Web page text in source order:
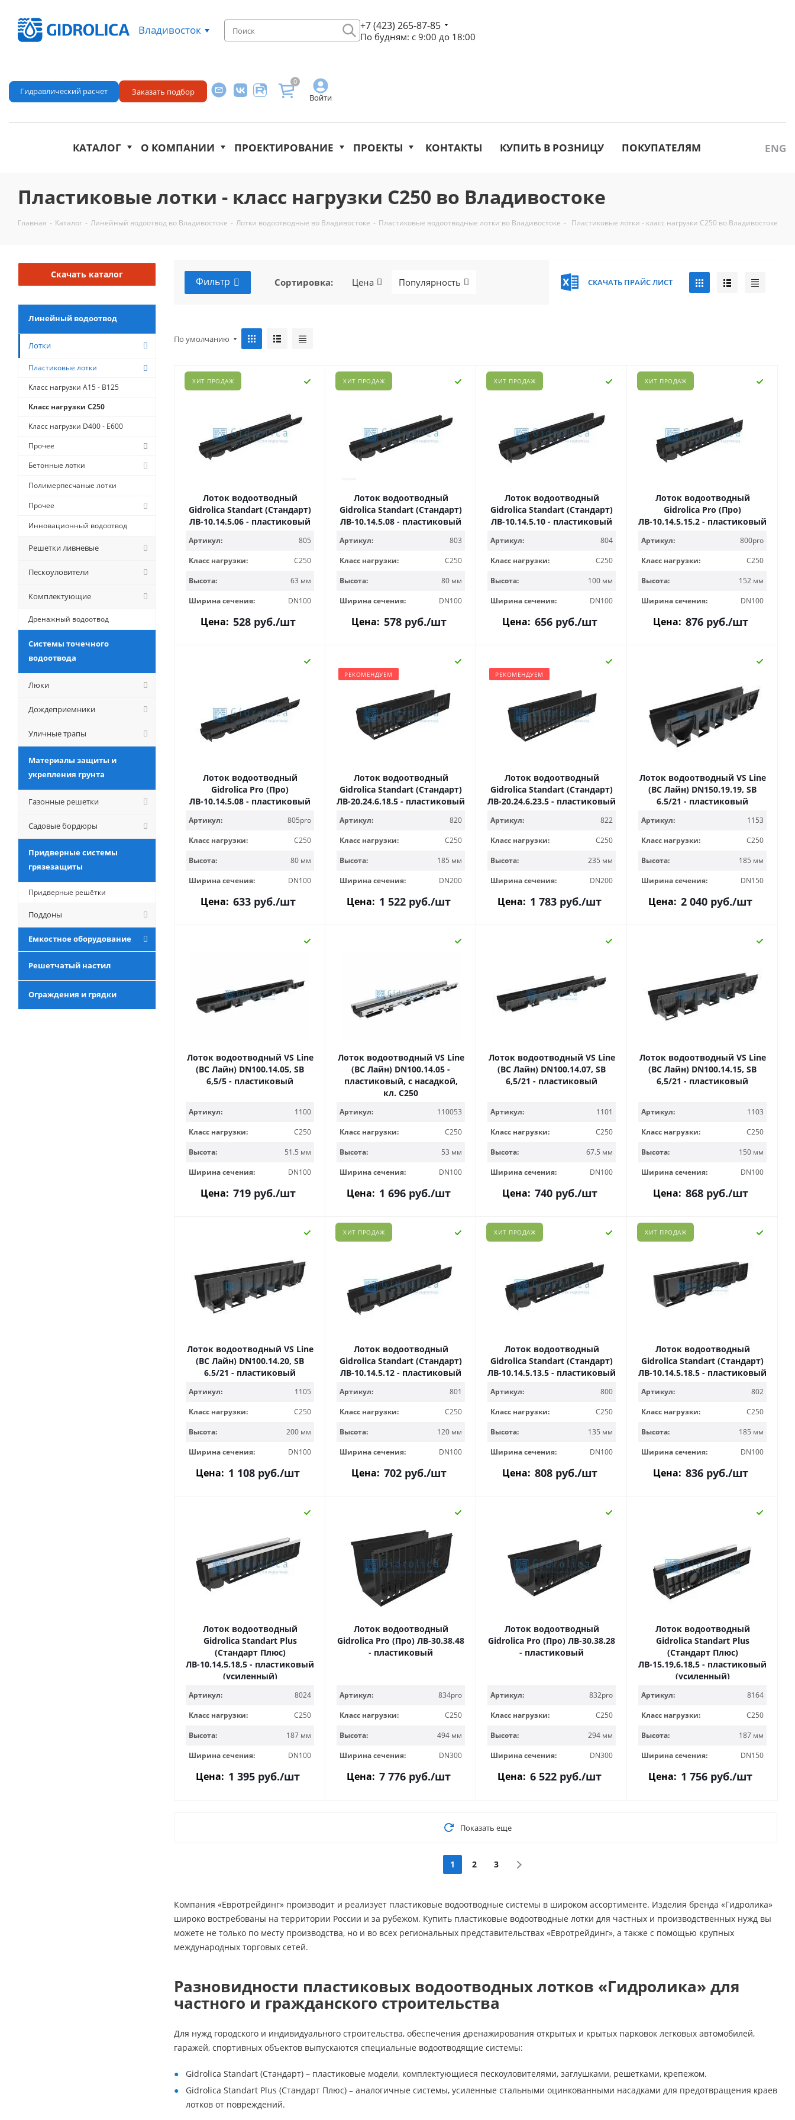
Владивосток +7 (423) 265-87-85
По будням: с 9:00 до 18:00
Войти
0
Гидравлический расчет Заказать подбор
КАТАЛОГ О КОМПАНИИ ПРОЕКТИРОВАНИЕ ПРОЕКТЫ КОНТАКТЫ КУПИТЬ В РОЗНИЦУ ПОКУПАТЕЛЯМ ENG
Пластиковые лотки - класс нагрузки C250 во Владивостоке
Главная - Каталог - Линейный водоотвод во Владивостоке - Лотки водоотводные во Владивостоке - Пластиковые водоотводные лотки во Владивостоке - Пластиковые лотки - класс нагрузки C250 во Владивостоке
Фильтр Сортировка: Цена Популярность СКАЧАТЬ ПРАЙС ЛИСТ
По умолчанию
ХИТ ПРОДАЖ
Лоток водоотводный
Gidrolica Standart (Стандарт)
ЛВ-10.14,5.06 - пластиковый
Артикул:
805
Класс нагрузки:
C250
Высота:
63 мм
Ширина сечения:
DN100
Цена: 528руб./шт
ХИТ ПРОДАЖ
Лоток водоотводный
Gidrolica Standart (Стандарт)
ЛВ-10.14,5.08 - пластиковый
Артикул:
803
Класс нагрузки:
C250
Высота:
80 мм
Ширина сечения:
DN100
Цена: 578руб./шт
ХИТ ПРОДАЖ
Лоток водоотводный
Gidrolica Standart (Стандарт)
ЛВ-10.14,5.10 - пластиковый
Артикул:
804
Класс нагрузки:
C250
Высота:
100 мм
Ширина сечения:
DN100
Цена: 656руб./шт
ХИТ ПРОДАЖ
Лоток водоотводный
Gidrolica Pro (Про)
ЛВ-10.14,5.15,2 - пластиковый
Артикул:
800pro
Класс нагрузки:
C250
Высота:
152 мм
Ширина сечения:
DN100
Цена: 876руб./шт
Лоток водоотводный
Gidrolica Pro (Про)
ЛВ-10.14,5.08 - пластиковый
Артикул:
805pro
Класс нагрузки:
C250
Высота:
80 мм
Ширина сечения:
DN100
Цена: 633руб./шт
РЕКОМЕНДУЕМ
Лоток водоотводный
Gidrolica Standart (Стандарт)
ЛВ-20.24,6.18,5 - пластиковый
Артикул:
820
Класс нагрузки:
C250
Высота:
185 мм
Ширина сечения:
DN200
Цена: 1 522 руб./шт
РЕКОМЕНДУЕМ
Лоток водоотводный
Gidrolica Standart (Стандарт)
ЛВ-20.24,6.23,5 - пластиковый
Артикул:
822
Класс нагрузки:
C250
Высота:
235 мм
Ширина сечения:
DN200
Цена: 1 783 руб./шт
Лоток водоотводный VS Line
(ВС Лайн) DN150.19.19, SB
6,5/21 - пластиковый
Артикул:
1153
Класс нагрузки:
C250
Высота:
185 мм
Ширина сечения:
DN150
Цена: 2 040 руб./шт
Лоток водоотводный VS Line
(ВС Лайн) DN100.14.05, SB
6,5/5 - пластиковый
Артикул:
1100
Класс нагрузки:
C250
Высота:
51.5 мм
Ширина сечения:
DN100
Цена: 719руб./шт
Лоток водоотводный VS Line
(ВС Лайн) DN100.14.05 -
пластиковый, с насадкой,
кл. С250
Артикул:
110053
Класс нагрузки:
C250
Высота:
53 мм
Ширина сечения:
DN100
Цена: 1 696 руб./шт
Лоток водоотводный VS Line
(ВС Лайн) DN100.14.07, SB
6,5/21 - пластиковый
Артикул:
1101
Класс нагрузки:
C250
Высота:
67.5 мм
Ширина сечения:
DN100
Цена: 740руб./шт
Лоток водоотводный VS Line
(ВС Лайн) DN100.14.15, SB
6,5/21 - пластиковый
Артикул:
1103
Класс нагрузки:
C250
Высота:
150 мм
Ширина сечения:
DN100
Цена: 868руб./шт
Лоток водоотводный VS Line
(ВС Лайн) DN100.14.20, SB
6,5/21 - пластиковый
Артикул:
1105
Класс нагрузки:
C250
Высота:
200 мм
Ширина сечения:
DN100
Цена: 1 108 руб./шт
ХИТ ПРОДАЖ
Лоток водоотводный
Gidrolica Standart (Стандарт)
ЛВ-10.14,5.12 - пластиковый
Артикул:
801
Класс нагрузки:
C250
Высота:
120 мм
Ширина сечения:
DN100
Цена: 702руб./шт
ХИТ ПРОДАЖ
Лоток водоотводный
Gidrolica Standart (Стандарт)
ЛВ-10.14,5.13,5 - пластиковый
Артикул:
800
Класс нагрузки:
C250
Высота:
135 мм
Ширина сечения:
DN100
Цена: 808руб./шт
ХИТ ПРОДАЖ
Лоток водоотводный
Gidrolica Standart (Стандарт)
ЛВ-10.14,5.18,5 - пластиковый
Артикул:
802
Класс нагрузки:
C250
Высота:
185 мм
Ширина сечения:
DN100
Цена: 836руб./шт
Лоток водоотводный
Gidrolica Standart Plus
(Стандарт Плюс)
ЛВ-10.14,5.18,5 - пластиковый
(усиленный)
Артикул:
8024
Класс нагрузки:
C250
Высота:
187 мм
Ширина сечения:
DN100
Цена: 1 395 руб./шт
Лоток водоотводный
Gidrolica Pro (Про) ЛВ-30.38.48
- пластиковый
Артикул:
834pro
Класс нагрузки:
C250
Высота:
494 мм
Ширина сечения:
DN300
Цена: 7 776 руб./шт
Лоток водоотводный
Gidrolica Pro (Про) ЛВ-30.38.28
- пластиковый
Артикул:
832pro
Класс нагрузки:
C250
Высота:
294 мм
Ширина сечения:
DN300
Цена: 6 522 руб./шт
Лоток водоотводный
Gidrolica Standart Plus
(Стандарт Плюс)
ЛВ-15.19,6.18,5 - пластиковый
(усиленный)
Артикул:
8164
Класс нагрузки:
C250
Высота:
187 мм
Ширина сечения:
DN150
Цена: 1 756 руб./шт
Показать еще
1 2 3
Компания «Евротрейдинг» производит и реализует пластиковые водоотводные системы в широком ассортименте. Изделия бренда «Гидролика»
широко востребованы на территории России и за рубежом. Купить пластиковые водоотводные лотки для частных и производственных нужд вы
можете не только по месту производства, но и во всех региональных представительствах «Евротрейдинг», а также с помощью крупных
международных торговых сетей.
Разновидности пластиковых водоотводных лотков «Гидролика» для
частного и гражданского строительства
Для нужд городского и индивидуального строительства, обеспечения дренажирования открытых и крытых парковок легковых автомобилей,
гаражей, спортивных объектов выпускаются специальные водоотводящие системы:
Gidrolica Standart (Стандарт) – пластиковые модели, комплектующиеся пескоуловителями, заглушками, решетками, крепежом.
Gidrolica Standart Plus (Стандарт Плюс) – аналогичные системы, усиленные стальными оцинкованными насадками для предотвращения краев
лотков от повреждений.
Скачать каталог
Линейный водоотвод
Лотки
Пластиковые лотки
Класс нагрузки A15 - B125
Класс нагрузки C250
Класс нагрузки D400 - E600
Прочее
Бетонные лотки
Полимерпесчаные лотки
Прочее
Инновационный водоотвод
Решетки ливневые
Пескоуловители
Комплектующие
Дренажный водоотвод
Системы точечного
водоотвода
Люки
Дождеприемники
Уличные трапы
Материалы защиты и
укрепления грунта
Газонные решетки
Садовые бордюры
Придверные системы
грязезащиты
Придверные решётки
Поддоны
Емкостное оборудование
Решетчатый настил
Ограждения и грядки